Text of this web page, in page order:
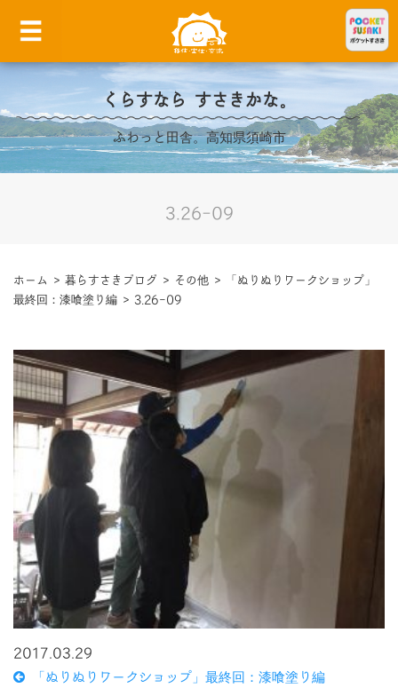
くらすなら すさきかな。
ふわっと田舎。高知県須崎市
3.26-09
ホーム > 暮らすさきブログ > その他 >
「ぬりぬりワークショップ」
最終回：漆喰塗り編 > 3.26-09
2017.03.29
「ぬりぬりワークショップ」最終回：漆喰塗り編